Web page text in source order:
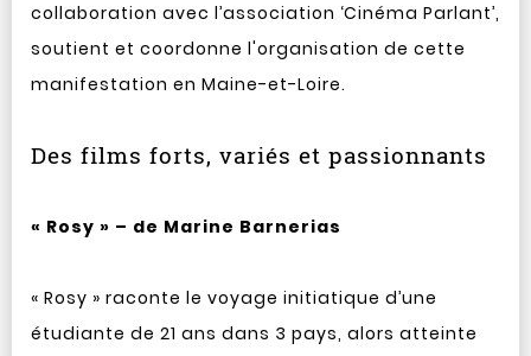
collaboration avec l’association ‘Cinéma Parlant’,
soutient et coordonne l'organisation de cette
manifestation en Maine-et-Loire.
Des films forts, variés et passionnants
« Rosy » – de Marine Barnerias
« Rosy » raconte le voyage initiatique d’une
étudiante de 21 ans dans 3 pays, alors atteinte